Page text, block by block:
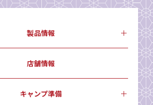
製品情報
店舗情報
キャンプ準備